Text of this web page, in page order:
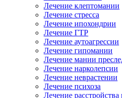
Лечение клептомании
Лечение стресса
Лечение ипохондрии
Лечение ГТР
Лечение аутоагрессии
Лечение гипомании
Лечение мании
Лечение нарколепсии
Лечение неврастении
Лечение психоза
Лечение